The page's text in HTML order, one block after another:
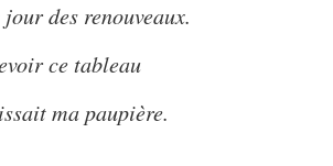
des renouveaux.
ce tableau
ma paupière.